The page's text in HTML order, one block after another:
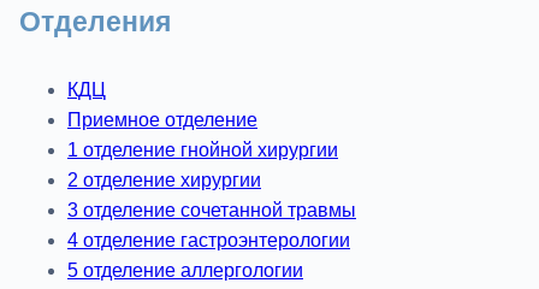
Отделения
КДЦ
Приемное отделение
1 отделение гнойной хирургии
2 отделение хирургии
3 отделение сочетанной травмы
4 отделение гастроэнтерологии
5 отделение аллергологии